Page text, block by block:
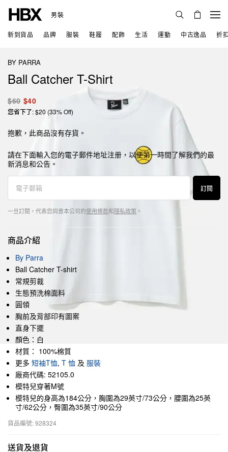
男裝
新到貨品 品牌 服裝 鞋履 配飾 生活 運動 中古逸品 折
BY PARRA
Ball Catcher T-Shirt
$60 $40
您省下了: $20 (33% Off)
抱歉，此商品沒有存貨。
請在下面輸入您的電子郵件地址注册，以便第一時間了解我們的最
新消息和公告。
訂閱
一旦訂閱，代表您同意本公司的使用條款和隱私政策 。
商品介紹
By Parra
Ball Catcher T-shirt
常規剪裁
生態預洗棉面料
圓領
胸前及背部印有圖案
直身下擺
顏色：白
材質： 100%棉質
更多 短袖T恤, T 恤 及 服裝
廠商代碼: 52105.0
模特兒穿著M號
模特兒的身高為184公分，胸圍為29英寸/73公分，腰圍為25英
寸/62公分，臀圍為35英寸/90公分
貨品編號: 928324
送貨及退貨